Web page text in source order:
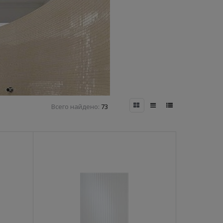
Всего найдено: 73